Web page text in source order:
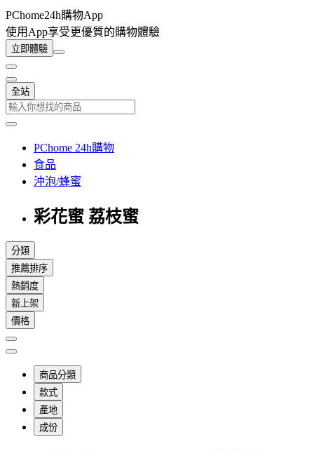
PChome24h購物App
使用App享受更優質的購物體驗
立即體驗
全站
PChome 24h購物
食品
沖泡/蜂蜜
彩花蜜 荔枝蜜
分類
推薦排序
熱銷度
新上架
價格
商品分類
款式
產地
成份